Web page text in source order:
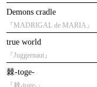
Demons cradle
『MADRIGAL de MARIA』
true world
『Juggernaut』
棘-toge-
『棘-toge-』